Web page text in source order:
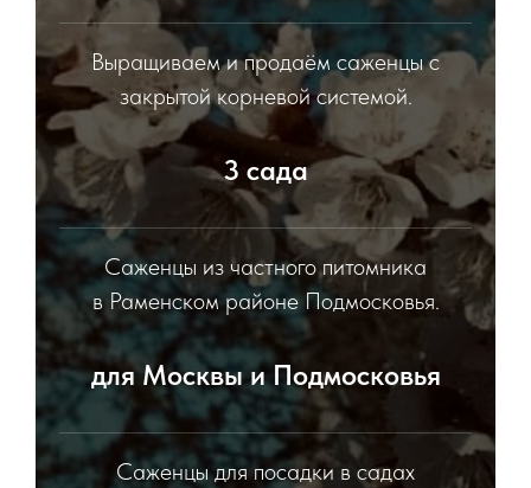
Выращиваем и продаём саженцы с
закрытой корневой системой.
3 сада
Саженцы из частного питомника
в Раменском районе Подмосковья.
для Москвы и Подмосковья
Саженцы для посадки в садах